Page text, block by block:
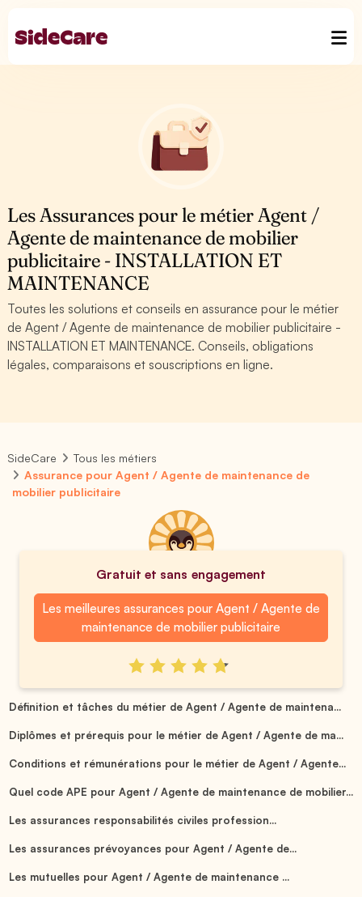
Les Assurances pour le métier Agent /
Agente de maintenance de mobilier
publicitaire - INSTALLATION ET
MAINTENANCE
Toutes les solutions et conseils en assurance pour le métier
de Agent / Agente de maintenance de mobilier publicitaire -
INSTALLATION ET MAINTENANCE. Conseils, obligations
légales, comparaisons et souscriptions en ligne.
SideCare
Tous les métiers
Assurance pour Agent / Agente de maintenance de
mobilier publicitaire
Gratuit et sans engagement
Les meilleures assurances pour Agent / Agente de
maintenance de mobilier publicitaire
Définition et tâches du métier de Agent / Agente de maintena...
Diplômes et prérequis pour le métier de Agent / Agente de ma...
Conditions et rémunérations pour le métier de Agent / Agente...
Quel code APE pour Agent / Agente de maintenance de mobilier...
Les assurances responsabilités civiles profession...
Les assurances prévoyances pour Agent / Agente de...
Les mutuelles pour Agent / Agente de maintenance ...